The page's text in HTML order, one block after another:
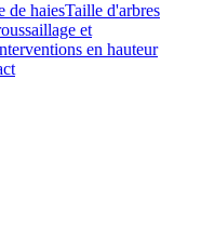
de haiesTaille d'arbres
et
en hauteur